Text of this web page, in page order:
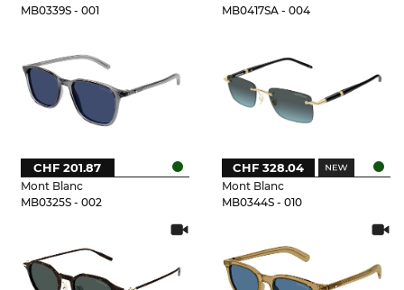
MB0339S - 001
MB0417SA - 004
Mont Blanc
MB0325S - 002
CHF 201.87
Mont Blanc
MB0344S - 010
CHF 328.04